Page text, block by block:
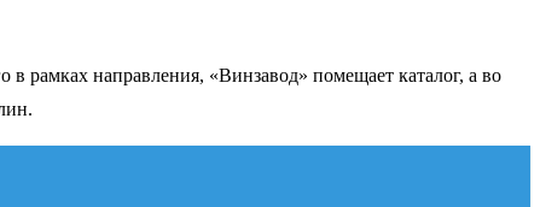
рамках направления, «Винзавод» помещает каталог, а во